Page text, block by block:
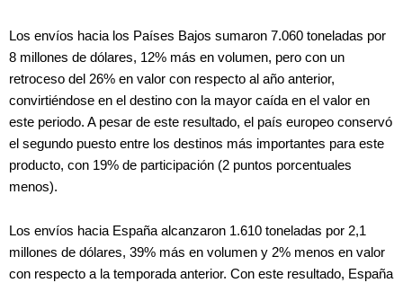
Los envíos hacia los Países Bajos sumaron 7.060 toneladas por
8 millones de dólares, 12% más en volumen, pero con un
retroceso del 26% en valor con respecto al año anterior,
convirtiéndose en el destino con la mayor caída en el valor en
este periodo. A pesar de este resultado, el país europeo conservó
el segundo puesto entre los destinos más importantes para este
producto, con 19% de participación (2 puntos porcentuales
menos).
Los envíos hacia España alcanzaron 1.610 toneladas por 2,1
millones de dólares, 39% más en volumen y 2% menos en valor
con respecto a la temporada anterior. Con este resultado, España